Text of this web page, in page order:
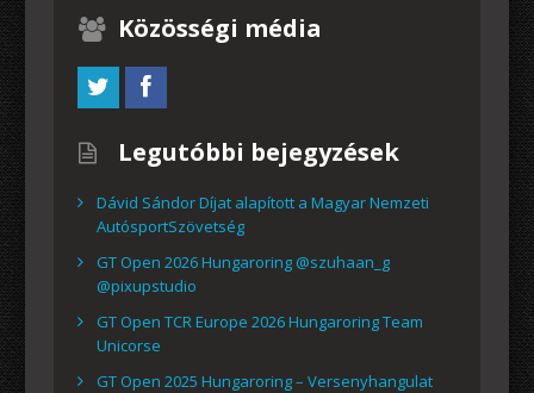
Közösségi média
Legutóbbi bejegyzések
Dávid Sándor Díjat alapított a Magyar Nemzeti
AutósportSzövetség
GT Open 2026 Hungaroring @szuhaan_g
@pixupstudio
GT Open TCR Europe 2026 Hungaroring Team
Unicorse
GT Open 2025 Hungaroring – Versenyhangulat